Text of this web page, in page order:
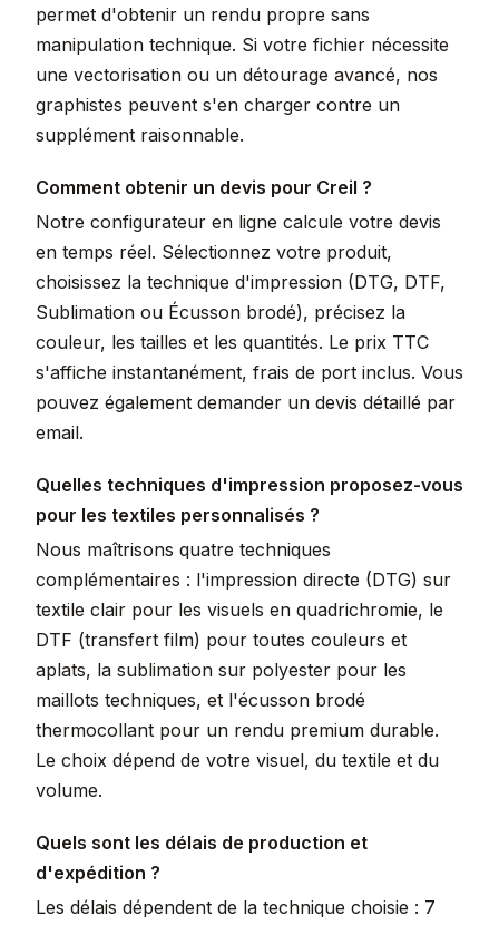
permet d'obtenir un rendu propre sans
manipulation technique. Si votre fichier nécessite
une vectorisation ou un détourage avancé, nos
graphistes peuvent s'en charger contre un
supplément raisonnable.
Comment obtenir un devis pour Creil ?
Notre configurateur en ligne calcule votre devis
en temps réel. Sélectionnez votre produit,
choisissez la technique d'impression (DTG, DTF,
Sublimation ou Écusson brodé), précisez la
couleur, les tailles et les quantités. Le prix TTC
s'affiche instantanément, frais de port inclus. Vous
pouvez également demander un devis détaillé par
email.
Quelles techniques d'impression proposez-vous
pour les textiles personnalisés ?
Nous maîtrisons quatre techniques
complémentaires : l'impression directe (DTG) sur
textile clair pour les visuels en quadrichromie, le
DTF (transfert film) pour toutes couleurs et
aplats, la sublimation sur polyester pour les
maillots techniques, et l'écusson brodé
thermocollant pour un rendu premium durable.
Le choix dépend de votre visuel, du textile et du
volume.
Quels sont les délais de production et
d'expédition ?
Les délais dépendent de la technique choisie : 7